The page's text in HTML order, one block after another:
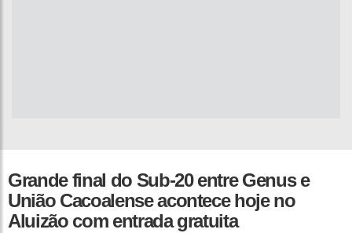
Grande final do Sub-20 entre Genus e
União Cacoalense acontece hoje no
Aluizão com entrada gratuita